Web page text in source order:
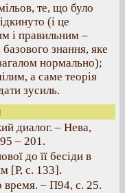
те, що було
(і це
і правильним –
знання, яке
нормально);
а саме теорія
зусиль.
диалог. – Нева,
– 201.
до її бесіди в
[Р, с. 133].
– П94, с. 25.